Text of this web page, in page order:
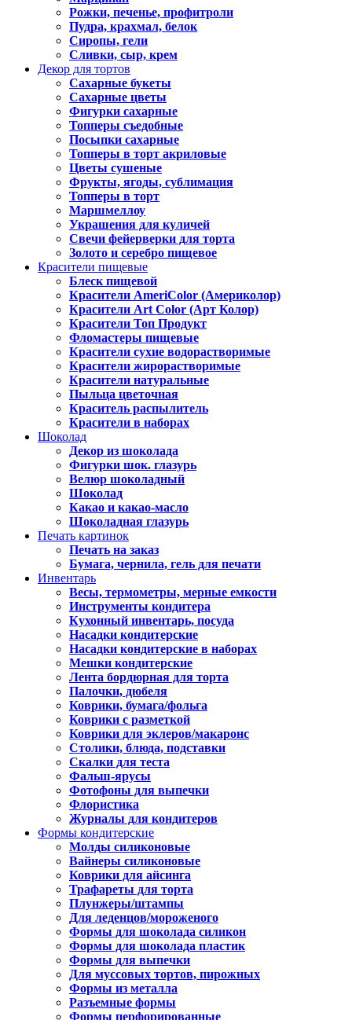
Рожки, печенье, профитроли
Пудра, крахмал, белок
Сиропы, гели
Сливки, сыр, крем
Декор для тортов
Сахарные букеты
Сахарные цветы
Фигурки сахарные
Топперы съедобные
Посыпки сахарные
Топперы в торт акриловые
Цветы сушеные
Фрукты, ягоды, сублимация
Топперы в торт
Маршмеллоу
Украшения для куличей
Свечи фейерверки для торта
Золото и серебро пищевое
Красители пищевые
Блеск пищевой
Красители AmeriColor (Америколор)
Красители Art Color (Арт Колор)
Красители Топ Продукт
Фломастеры пищевые
Красители сухие водорастворимые
Красители жирорастворимые
Красители натуральные
Пыльца цветочная
Краситель распылитель
Красители в наборах
Шоколад
Декор из шоколада
Фигурки шок. глазурь
Велюр шоколадный
Шоколад
Какао и какао-масло
Шоколадная глазурь
Печать картинок
Печать на заказ
Бумага, чернила, гель для печати
Инвентарь
Весы, термометры, мерные емкости
Инструменты кондитера
Кухонный инвентарь, посуда
Насадки кондитерские
Насадки кондитерские в наборах
Мешки кондитерские
Лента бордюрная для торта
Палочки, дюбеля
Коврики, бумага/фольга
Коврики с разметкой
Коврики для эклеров/макаронс
Столики, блюда, подставки
Скалки для теста
Фальш-ярусы
Фотофоны для выпечки
Флористика
Журналы для кондитеров
Формы кондитерские
Молды силиконовые
Вайнеры силиконовые
Коврики для айсинга
Трафареты для торта
Плунжеры/штампы
Для леденцов/мороженого
Формы для шоколада силикон
Формы для шоколада пластик
Формы для выпечки
Для муссовых тортов, пирожных
Формы из металла
Разъемные формы
Формы перфорированные